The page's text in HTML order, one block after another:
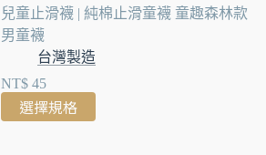
兒童止滑襪 | 純棉止滑童襪 童趣森林款
男童襪
台灣製造
NT$ 45
選擇規格